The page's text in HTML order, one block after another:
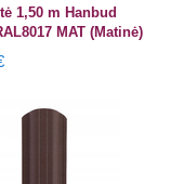
1,50 m Hanbud
MAT (Matinė)